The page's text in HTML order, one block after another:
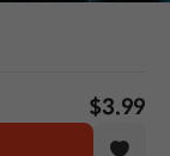
$3.99